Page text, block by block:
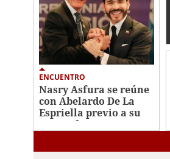
ENCUENTRO
Nasry Asfura se reúne
con Abelardo De La
Espriella previo a su
investidura